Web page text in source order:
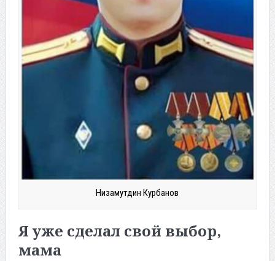
Низамутдин Курбанов
Я уже сделал свой выбор,
мама